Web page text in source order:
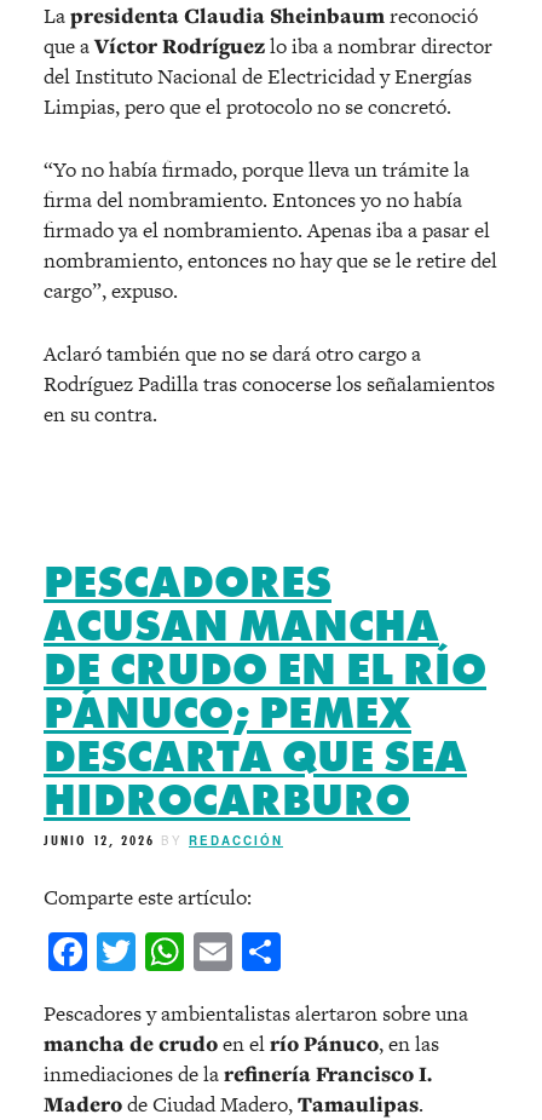
Lapresidenta Claudia Sheinbaumreconoció
que aVíctor Rodríguezlo iba a nombrar director
del Instituto Nacional de Electricidad y Energías
Limpias, pero que el protocolo no se concretó.
“Yo no había firmado, porque lleva un trámite la
firma del nombramiento. Entonces yo no había
firmado ya el nombramiento. Apenas iba a pasar el
nombramiento, entonces no hay que se le retire del
cargo”, expuso.
Aclaró también que no se dará otro cargo a
Rodríguez Padilla tras conocerse los señalamientos
en su contra.
PESCADORES
ACUSAN MANCHA
DE CRUDO EN EL RÍO
PÁNUCO; PEMEX
DESCARTA QUE SEA
HIDROCARBURO
JUNIO 12, 2026 BY REDACCIÓN
Comparte este artículo:
Facebook
Twitter
WhatsApp
Email
Pescadores y ambientalistas alertaron sobre una
mancha de crudoen elrío Pánuco, en las
inmediaciones de larefinería Francisco I.
Maderode Ciudad Madero,Tamaulipas.